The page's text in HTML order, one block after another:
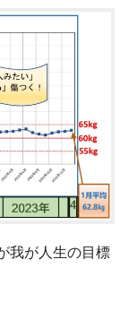
我が人生の目標